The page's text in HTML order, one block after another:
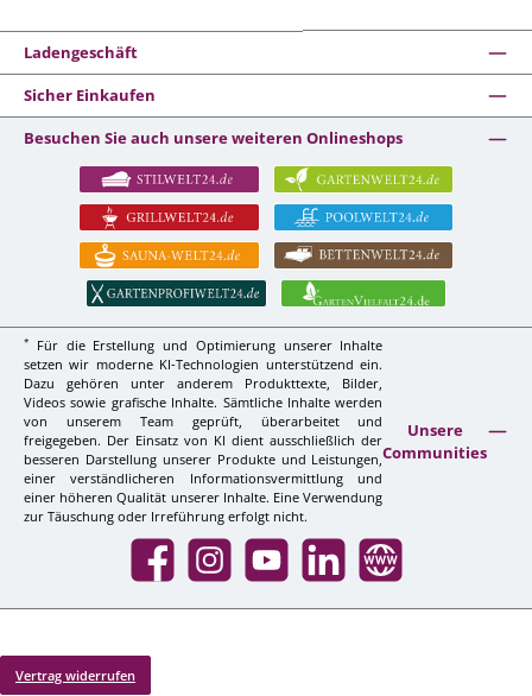
Ladengeschäft
Sicher Einkaufen
Besuchen Sie auch unsere weiteren Onlineshops
*
Für die Erstellung und Optimierung unserer Inhalte
setzen wir moderne KI-Technologien unterstützend ein.
Dazu gehören unter anderem Produkttexte, Bilder,
Videos sowie grafische Inhalte. Sämtliche Inhalte werden
von unserem Team geprüft, überarbeitet und
freigegeben. Der Einsatz von KI dient ausschließlich der
besseren Darstellung unserer Produkte und Leistungen,
einer verständlicheren Informationsvermittlung und
einer höheren Qualität unserer Inhalte. Eine Verwendung
zur Täuschung oder Irreführung erfolgt nicht.
Unsere
Communities
Facebook InstagramYouTube LinkedIn Website
Vertrag widerrufen